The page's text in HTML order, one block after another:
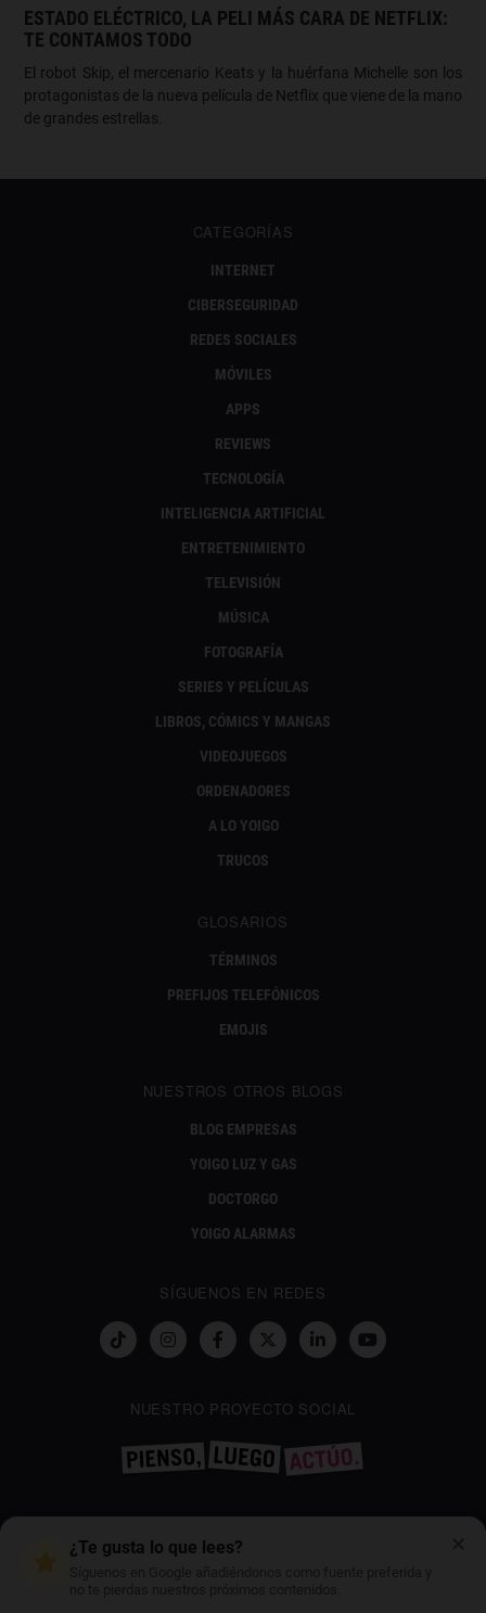
ESTADO ELÉCTRICO, LA PELI MÁS CARA DE NETFLIX:
TE CONTAMOS TODO
El robot Skip, el mercenario Keats y la huérfana Michelle son los
protagonistas de la nueva película de Netflix que viene de la mano
de grandes estrellas.
CATEGORÍAS
INTERNET
CIBERSEGURIDAD
REDES SOCIALES
MÓVILES
APPS
REVIEWS
TECNOLOGÍA
INTELIGENCIA ARTIFICIAL
ENTRETENIMIENTO
TELEVISIÓN
MÚSICA
FOTOGRAFÍA
SERIES Y PELÍCULAS
LIBROS, CÓMICS Y MANGAS
VIDEOJUEGOS
ORDENADORES
A LO YOIGO
TRUCOS
GLOSARIOS
TÉRMINOS
PREFIJOS TELEFÓNICOS
EMOJIS
NUESTROS OTROS BLOGS
BLOG EMPRESAS
YOIGO LUZ Y GAS
DOCTORGO
YOIGO ALARMAS
SÍGUENOS EN REDES
NUESTRO PROYECTO SOCIAL
¿Te gusta lo que lees?